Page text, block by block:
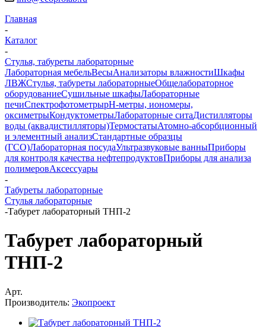
Главная
-
Каталог
-
Стулья, табуреты лабораторные
Лабораторная мебельВесыАнализаторы влажностиШкафы
ЛВЖСтулья, табуреты лабораторныеОбщелабораторное
оборудованиеСушильные шкафыЛабораторные
печиСпектрофотометрыpH-метры, иономеры,
оксиметрыКондуктометрыЛабораторные ситаДистилляторы
воды (аквадистилляторы)ТермостатыАтомно-абсорбционный
и элементный анализСтандартные образцы
(ГСО)Лабораторная посудаУльтразвуковые ванныПриборы
для контроля качества нефтепродуктовПриборы для анализа
полимеровАксессуары
-
Табуреты лабораторные
Стулья лабораторные
-Табурет лабораторный ТНП-2
Табурет лабораторный
ТНП-2
Арт.
Производитель: Экопроект